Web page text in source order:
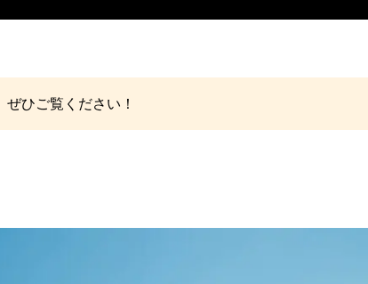
ひご覧ください！